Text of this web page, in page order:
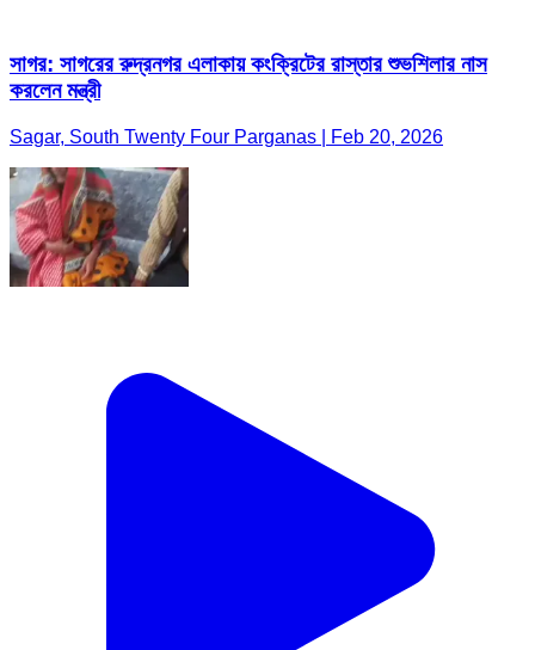
সাগর: সাগরের রুদ্রনগর এলাকায় কংক্রিটের রাস্তার শুভশিলার নাস
করলেন মন্ত্রী
Sagar, South Twenty Four Parganas | Feb 20, 2026